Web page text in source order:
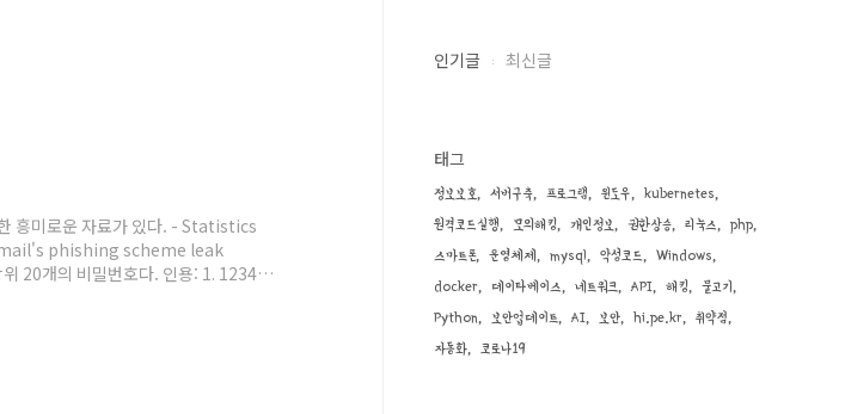
흥미로운 자료가 있다. - Statistics
phishing scheme leak
20개의 비밀번호다. 인용: 1. 123456
인기글 최신글
태그
정보보호 서버구축 프로그램 윈도우
kubernetes
원격코드실행
모의해킹 개인정보 권한상승 리눅스
php
스마트폰
운영체제 mysql 악성코드
Windows
docker
데이타베이스 네트워크 API 해킹
물고기
Python
보안업데이트 AI 보안 hi.pe.kr
취약점
자동화
코로나19